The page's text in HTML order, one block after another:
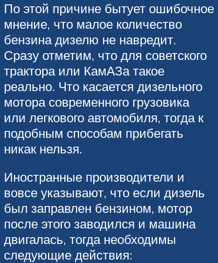
По этой причине бытует ошибочное
мнение, что малое количество
бензина дизелю не навредит.
Сразу отметим, что для советского
трактора или КамАЗа такое
реально. Что касается дизельного
мотора современного грузовика
или легкового автомобиля, тогда к
подобным способам прибегать
никак нельзя.
Иностранные производители и
вовсе указывают, что если дизель
был заправлен бензином, мотор
после этого заводился и машина
двигалась, тогда необходимы
следующие действия: